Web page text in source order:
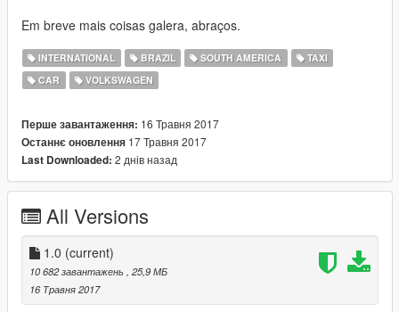
Em breve mais coisas galera, abraços.
INTERNATIONAL BRAZIL SOUTH AMERICA
TAXI
CAR
VOLKSWAGEN
Перше завантаження: 16 Травня 2017
Останнє оновлення 17 Травня 2017
Last Downloaded: 2 днів назад
All Versions
1.0 (current)
10 682 завантажень
, 25,9 МБ
16 Травня 2017